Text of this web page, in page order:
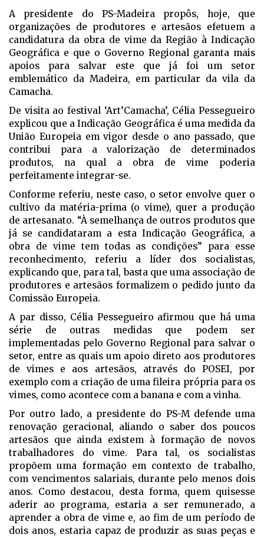
A presidente do PS-Madeira propôs, hoje, que
organizações de produtores e artesãos efetuem a
candidatura da obra de vime da Região à Indicação
Geográfica e que o Governo Regional garanta mais
apoios para salvar este que já foi um setor
emblemático da Madeira, em particular da vila da
Camacha.
De visita ao festival ‘Art’Camacha’, Célia Pessegueiro
explicou que a Indicação Geográfica é uma medida da
União Europeia em vigor desde o ano passado, que
contribui para a valorização de determinados
produtos, na qual a obra de vime poderia
perfeitamente integrar-se.
Conforme referiu, neste caso, o setor envolve quer o
cultivo da matéria-prima (o vime), quer a produção
de artesanato. “À semelhança de outros produtos que
já se candidataram a esta Indicação Geográfica, a
obra de vime tem todas as condições” para esse
reconhecimento, referiu a líder dos socialistas,
explicando que, para tal, basta que uma associação de
produtores e artesãos formalizem o pedido junto da
Comissão Europeia.
A par disso, Célia Pessegueiro afirmou que há uma
série de outras medidas que podem ser
implementadas pelo Governo Regional para salvar o
setor, entre as quais um apoio direto aos produtores
de vimes e aos artesãos, através do POSEI, por
exemplo com a criação de uma fileira própria para os
vimes, como acontece com a banana e com a vinha.
Por outro lado, a presidente do PS-M defende uma
renovação geracional, aliando o saber dos poucos
artesãos que ainda existem à formação de novos
trabalhadores do vime. Para tal, os socialistas
propõem uma formação em contexto de trabalho,
com vencimentos salariais, durante pelo menos dois
anos. Como destacou, desta forma, quem quisesse
aderir ao programa, estaria a ser remunerado, a
aprender a obra de vime e, ao fim de um período de
dois anos, estaria capaz de produzir as suas peças e